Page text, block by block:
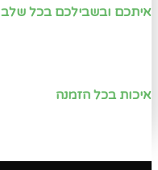
איתכם ובשבילכם בכל שלב
איכות בכל הזמנה